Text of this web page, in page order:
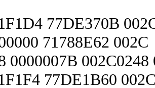
77DE370B
71788E62 002C
0000007B
77DE1B60